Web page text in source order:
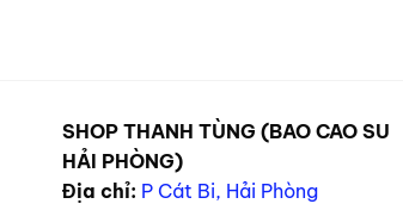
SHOP THANH TÙNG (BAO CAO SU
HẢI PHÒNG)
Địa chỉ: P Cát Bi, Hải Phòng